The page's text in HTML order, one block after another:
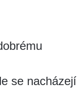
se nacházejí